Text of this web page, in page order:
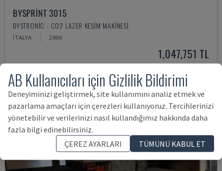
BYSPRINT 3015
BYSTRONIC - CO2 LAZER KESIM MAKINESI
İTALYA 2006
1,047,751 TL
AB Kullanıcıları için Gizlilik Bildirimi
Deneyiminizi geliştirmek, site kullanımını analiz etmek ve
pazarlama amaçları için çerezleri kullanıyoruz. Tercihlerinizi
yönetebilir ve verilerinizi nasıl kullandığımız hakkında daha
fazla bilgi edinebilirsiniz.
ÇEREZ AYARLARI
TÜMÜNÜ KABUL ET